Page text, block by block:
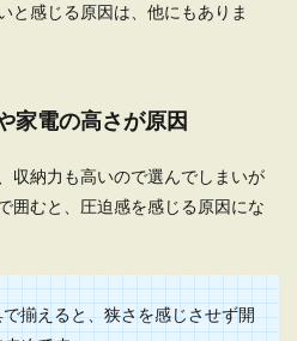
しの部屋が狭いとお悩みの方、お部屋に
と感じる原因は、他にもありま
家電の高さが原因
収納力も高いので選んでしまいが
囲むと、圧迫感を感じる原因にな
揃えると、狭さを感じさせず開